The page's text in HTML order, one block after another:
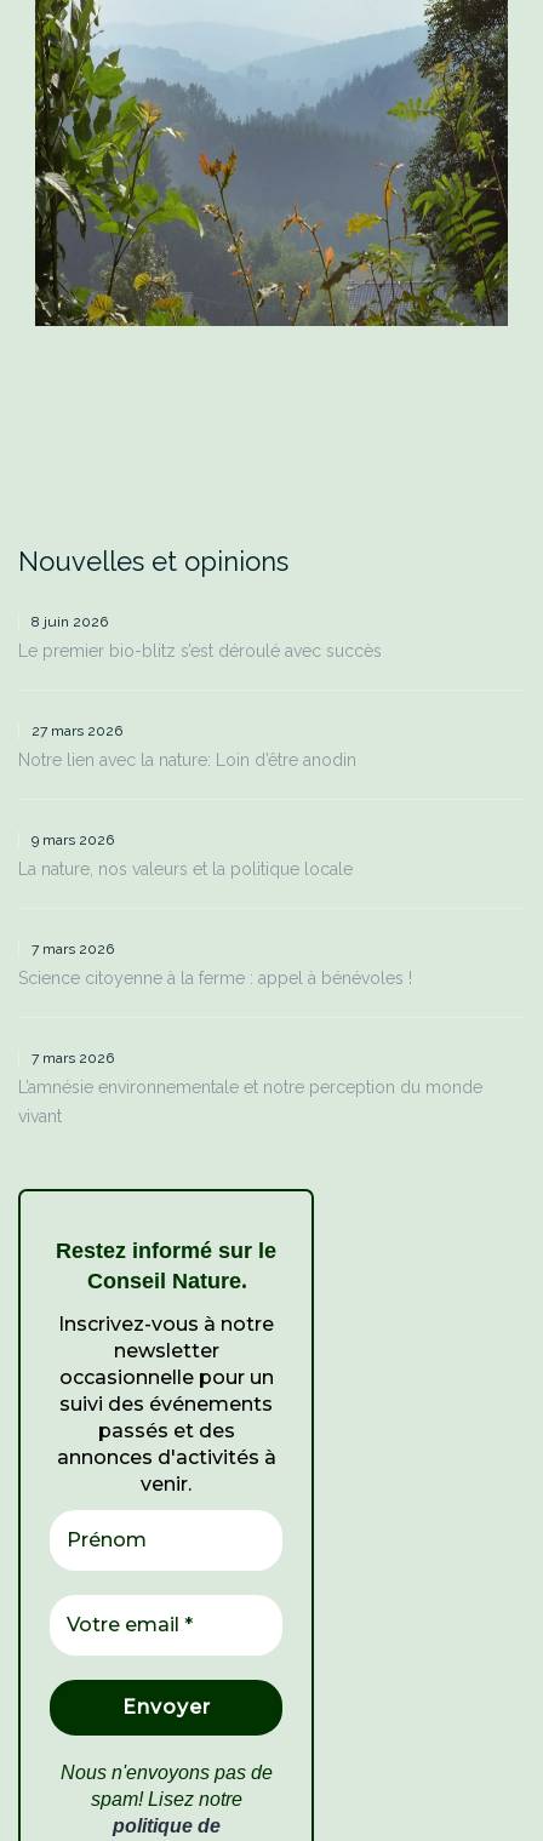
Nouvelles et opinions
8 juin 2026
Le premier bio-blitz s’est déroulé avec succès
27 mars 2026
Notre lien avec la nature: Loin d’être anodin
9 mars 2026
La nature, nos valeurs et la politique locale
7 mars 2026
Science citoyenne à la ferme : appel à bénévoles !
7 mars 2026
L’amnésie environnementale et notre perception du monde
vivant
Restez informé sur le
Conseil Nature.
Inscrivez-vous à notre
newsletter
occasionnelle pour un
suivi des événements
passés et des
annonces d'activités à
venir.
Nous n'envoyons pas de
spam! Lisez notre
politique de